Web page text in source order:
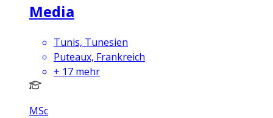
Media
Tunis, Tunesien
Puteaux, Frankreich
+ 17 mehr
MSc